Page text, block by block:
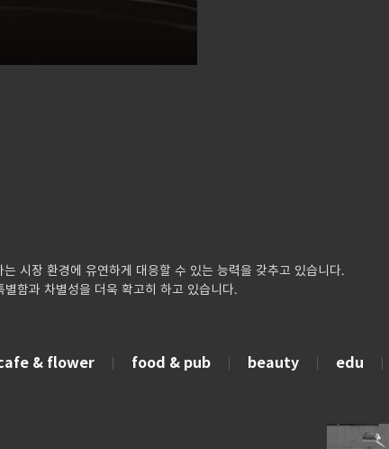
시장 환경에 유연하게 대응할 수 있는 능력을 갖추고 있습니다.
함과 차별성을 더욱 확고히 하고 있습니다.
& flower food & pub beauty edu